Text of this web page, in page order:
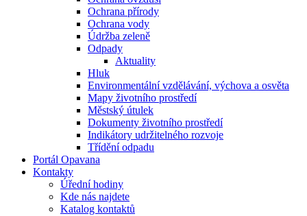
Ochrana přírody
Ochrana vody
Údržba zeleně
Odpady
Aktuality
Hluk
Environmentální vzdělávání, výchova a osvěta
Mapy životního prostředí
Městský útulek
Dokumenty životního prostředí
Indikátory udržitelného rozvoje
Třídění odpadu
Portál Opavana
Kontakty
Úřední hodiny
Kde nás najdete
Katalog kontaktů